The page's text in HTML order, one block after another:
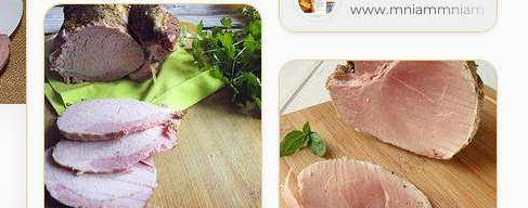
www.mniammniam.com